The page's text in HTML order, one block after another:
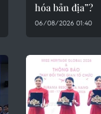
hóa bản địa”?
06/08/2026 01:40